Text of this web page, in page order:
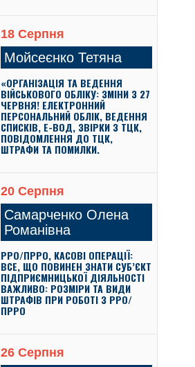
18 Серпня
Мойсеєнко Тетяна
«ОРГАНІЗАЦІЯ ТА ВЕДЕННЯ
ВІЙСЬКОВОГО ОБЛІКУ: ЗМІНИ З 27
ЧЕРВНЯ! ЕЛЕКТРОННИЙ
ПЕРСОНАЛЬНИЙ ОБЛІК, ВЕДЕННЯ
СПИСКІВ, Е-ВОД, ЗВІРКИ З ТЦК,
ПОВІДОМЛЕННЯ ДО ТЦК,
ШТРАФИ ТА ПОМИЛКИ.
20 Серпня
Самарченко Олена
Романівна
РРО/ПРРО, КАСОВІ ОПЕРАЦІЇ:
ВСЕ, ЩО ПОВИНЕН ЗНАТИ СУБ’ЄКТ
ПІДПРИЄМНИЦЬКОЇ ДІЯЛЬНОСТІ
ВАЖЛИВО: РОЗМІРИ ТА ВИДИ
ШТРАФІВ ПРИ РОБОТІ З РРО/
ПРРО
26 Серпня